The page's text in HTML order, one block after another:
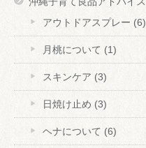
アウトドアスプレー (6)
月桃について (1)
スキンケア (3)
日焼け止め (3)
ヘナについて (6)